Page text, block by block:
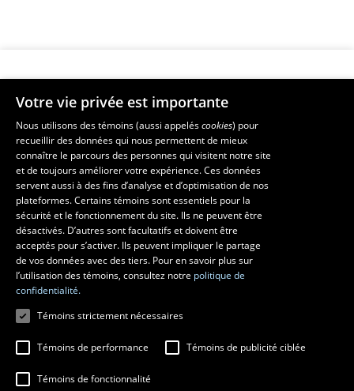
Faculté de musique
Pavillon Louis-Jacques-Casault
1055, avenue du Séminaire, Québec (Québec)  G1V 0A6
Téléphone: 418 656-7061
Suivez-nous sur Facebook
Suivez-nous sur YouTube
Votre vie privée est importante
Nous utilisons des témoins (aussi appeléscookies) pour
recueillir des données qui nous permettent de mieux
connaître le parcours des personnes qui visitent notre site
et de toujours améliorer votre expérience. Ces données
servent aussi à des fins d’analyse et d’optimisation de nos
plateformes. Certains témoins sont essentiels pour la
sécurité et le fonctionnement du site. Ils ne peuvent être
désactivés. D’autres sont facultatifs et doivent être
acceptés pour s’activer. Ils peuvent impliquer le partage
de vos données avec des tiers. Pour en savoir plus sur
l’utilisation des témoins, consultez notre politique de
confidentialité.
Témoins strictement nécessaires
Témoins de performance Témoins de publicité ciblée
Témoins de fonctionnalité